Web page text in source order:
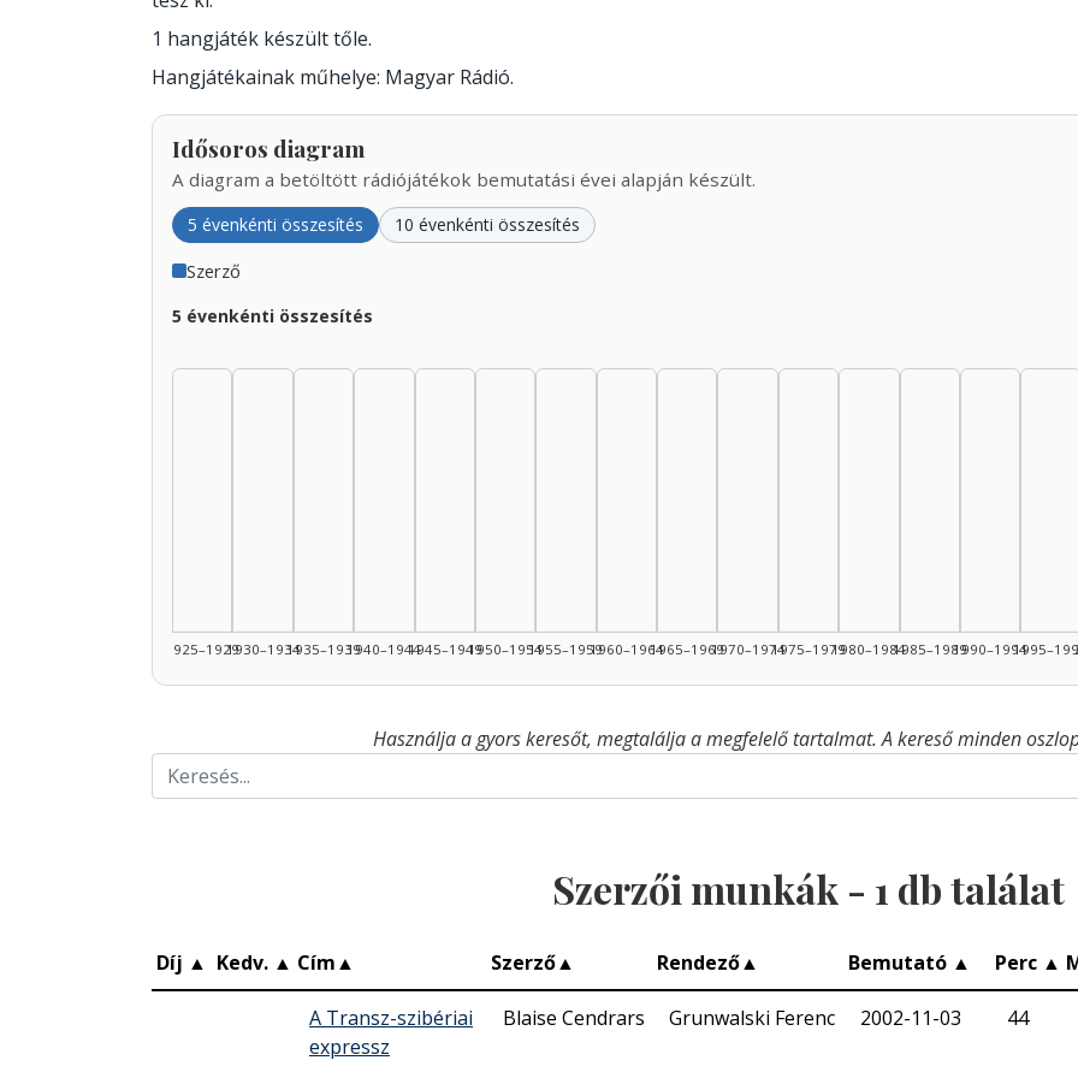
1 hangjáték készült tőle.
Hangjátékainak műhelye: Magyar Rádió.
Idősoros diagram
A diagram a betöltött rádiójátékok bemutatási évei alapján készült.
5 évenkénti összesítés 10 évenkénti összesítés
Szerző
5 évenkénti összesítés
1925–19291930–19341935–19391940–19441945–19491950–19541955–19591960–19641965–19691970–19741975–19791980–19841985–19891990–1994
Használja a gyors keresőt, megtalálja a megfelelő tartalmat. A kereső minden
Szerzői munkák - 1 db találat
Díj ▲ Kedv. ▲ Cím▲ Szerző▲ Rendező▲ Bemutató ▲ Perc ▲
A Transz-szibériai
expressz
Blaise Cendrars Grunwalski Ferenc 2002-11-03 44